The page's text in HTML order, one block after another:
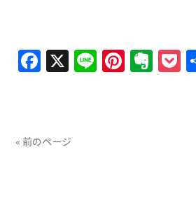
Facebook
X Line
« 前のページ